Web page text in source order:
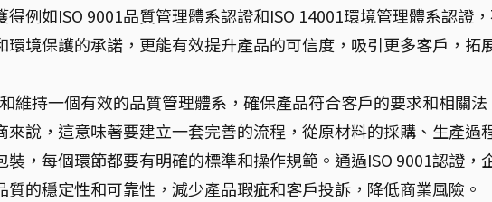
例如ISO 9001品質管理體系認證和ISO 14001環境管理體系認證
環境保護的承諾，更能有效提升產品的可信度，吸引更多客戶，拓
維持一個有效的品質管理體系，確保產品符合客戶的要求和相關法
來說，這意味著要建立一套完善的流程，從原材料的採購、生產過
裝，每個環節都要有明確的標準和操作規範。通過ISO 9001認證，
的穩定性和可靠性，減少產品瑕疵和客戶投訴，降低商業風險。